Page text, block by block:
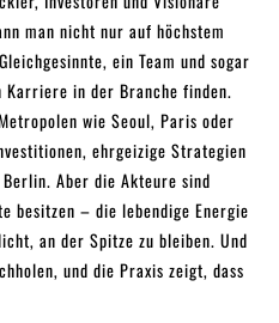
man nicht nur auf höchstem
ein Team und sogar
Karriere in der Branche finden.
wie Seoul, Paris oder
ehrgeizige Strategien
Aber die Akteure sind
besitzen – die lebendige Energie
an der Spitze zu bleiben. Und
und die Praxis zeigt, dass